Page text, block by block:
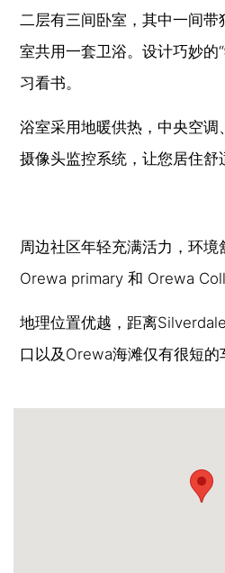
二层有三间卧室，其中一间
室共用一套卫浴。设计巧妙的
习看书。
浴室采用地暖供热，中央空调
摄像头监控系统，让您居住舒
周边社区年轻充满活力，环境
Orewa primary 和 Orewa
地理位置优越，距离
口以及Orewa海滩仅有很短的